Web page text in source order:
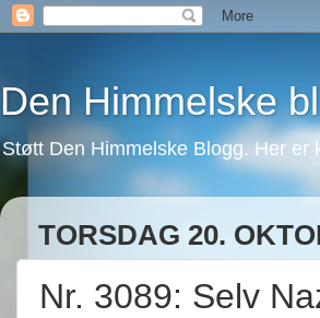
Den Himmelske
Støtt Den Himmelske Blogg. Her
TORSDAG 20.
Nr. 3089: Selv